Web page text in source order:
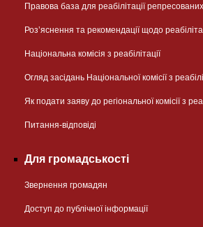
Правова база для реабілітації репресованих
Розʼяснення та рекомендації щодо
Національна комісія з реабілітації
Огляд засідань Національної комісії з
Як подати заяву до регіональної комісії з
Питання-відповіді
Для громадськості
Звернення громадян
Доступ до публічної інформації